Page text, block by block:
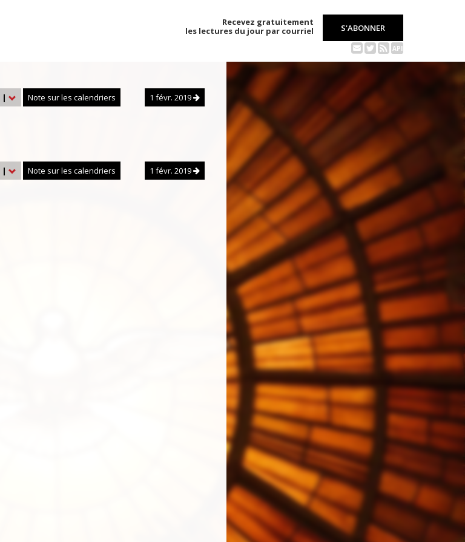
Recevez gratuitement
les lectures du jour par courriel
S'ABONNER
API
| Note sur les calendriers 1 févr. 2019
| Note sur les calendriers 1 févr. 2019